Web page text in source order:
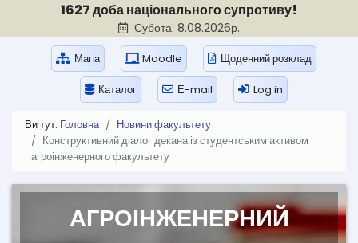
1627 доба національного супротиву!
Субота: 8.08.2026р.
Мапа Moodle Щоденний розклад
Каталог Е-mail Log in
Ви тут: Головна
Новини факультету
Конструктивний діалог декана із студентським активом
агроінженерного факультету
АГРОІНЖЕНЕРНИЙ